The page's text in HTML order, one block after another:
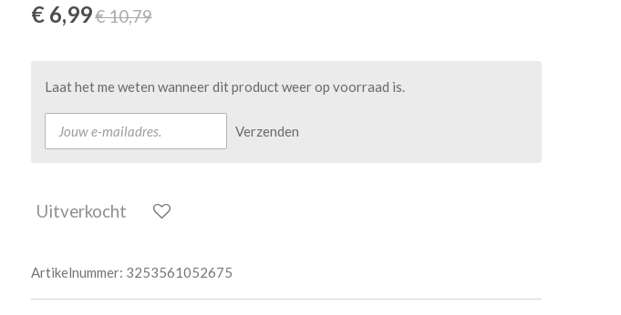
€ 6,99€ 10,79
Laat het me weten wanneer dit product weer op voorraad is.
Verzenden
Uitverkocht
Artikelnummer: 3253561052675